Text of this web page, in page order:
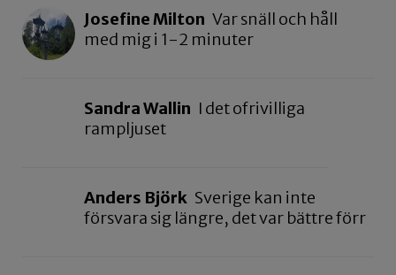
Josefine Milton Var snäll och håll
med mig i 1-2 minuter
Sandra Wallin I det ofrivilliga
rampljuset
Anders Björk Sverige kan inte
försvara sig längre, det var bättre förr